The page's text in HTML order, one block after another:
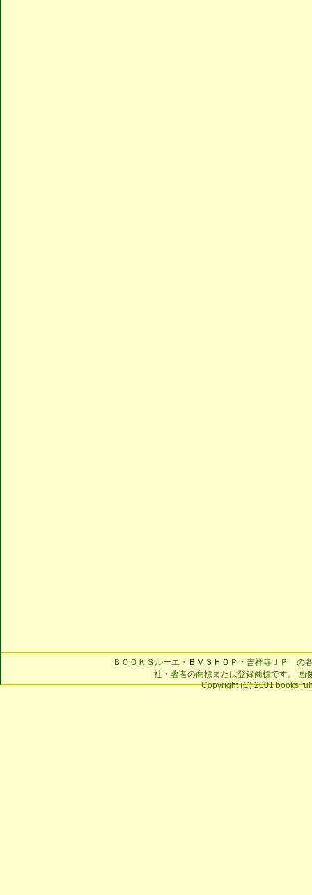
ＢＯＯＫＳルーエ・ ＢＭＳＨＯＰ ・吉祥寺ＪＰ の
社・著者の商標または登録商標です。 画
Copyright (C) 2001 books